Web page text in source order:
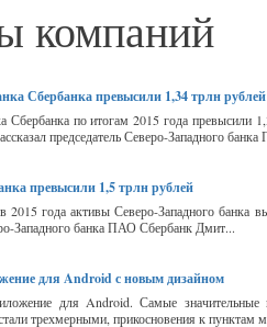
компаний
Сбербанка превысили 1,34 трлн рублей
Сбербанка по итогам 2015 года
председатель Северо-Западного
превысили 1,5 трлн рублей
2015 года активы Северо-Западного банка
Западного банка ПАО Сбербанк Дмит...
для Android с новым дизайном
для Android. Самые значительные
трехмерными, прикосновения к пунктам